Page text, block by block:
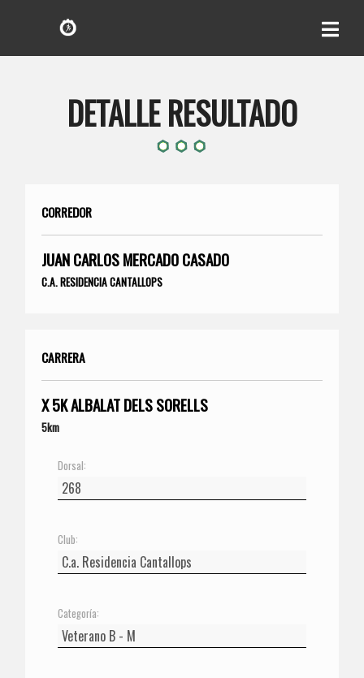
DETALLE RESULTADO
CORREDOR
JUAN CARLOS MERCADO CASADO
C.A. RESIDENCIA CANTALLOPS
CARRERA
X 5K ALBALAT DELS SORELLS
5km
Dorsal:
Club:
Categoría: